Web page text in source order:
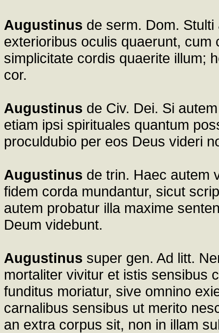
Augustinus de serm. Dom.
exterioribus oculis quaerunt,
simplicitate cordis quaerite illum;
cor.
Augustinus de Civ. Dei. Si
etiam ipsi spirituales quantum
proculdubio per eos Deus videri
Augustinus de trin. Haec autem
fidem corda mundantur, sicut
autem probatur illa maxime
Deum videbunt.
Augustinus super gen. Ad litt.
mortaliter vivitur et istis sensibus
funditus moriatur, sive omnino
carnalibus sensibus ut merito
an extra corpus sit, non in illam